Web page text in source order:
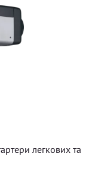
легкових та